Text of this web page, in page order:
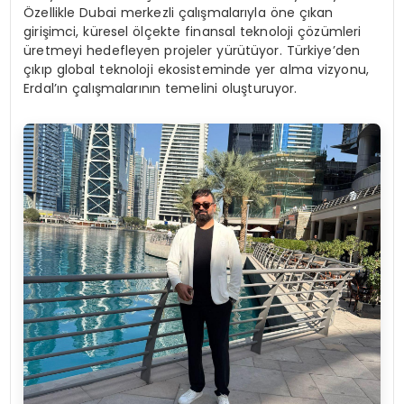
Özellikle Dubai merkezli çalışmalarıyla öne çıkan
girişimci, küresel ölçekte finansal teknoloji çözümleri
üretmeyi hedefleyen projeler yürütüyor. Türkiye’den
çıkıp global teknoloji ekosisteminde yer alma vizyonu,
Erdal’ın çalışmalarının temelini oluşturuyor.